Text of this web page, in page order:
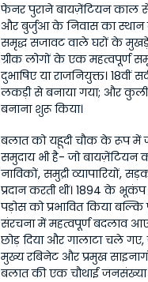
फेनर पुराने बायज़ेंटियन काल से
और बुर्जुआ के निवास का
समृद्ध सजावट वाले घरों के
ग्रीक लोगों के एक महत्वपूर्ण
दुभाषिए या राजनियुक्त। 18वीं
लकड़ी से बनाया गया; और कुलीन
बनाना शुरू किया।
बलात को यहूदी चौक के रूप में
समुदाय भी है- जो बायज़ेंटियन
नाविकों, समुद्री
प्रदान करती थीं। 1894 के
पड़ोस को प्रभावित किया
संरचना में महत्वपूर्ण बदलाव
छोड़ दिया और गालाटा चले गए,
मुख्य रबिनेट और प्रमुख
बलात की एक चौथाई